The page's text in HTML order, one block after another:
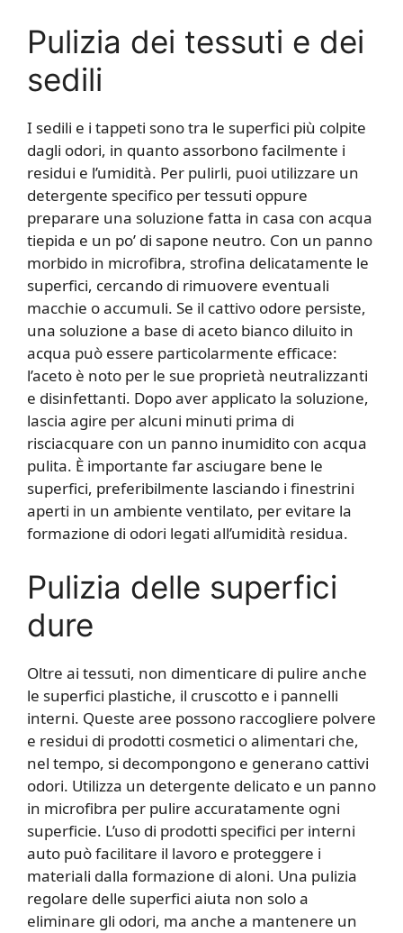
Pulizia dei tessuti e dei
sedili
I sedili e i tappeti sono tra le superfici più colpite
dagli odori, in quanto assorbono facilmente i
residui e l’umidità. Per pulirli, puoi utilizzare un
detergente specifico per tessuti oppure
preparare una soluzione fatta in casa con acqua
tiepida e un po’ di sapone neutro. Con un panno
morbido in microfibra, strofina delicatamente le
superfici, cercando di rimuovere eventuali
macchie o accumuli. Se il cattivo odore persiste,
una soluzione a base di aceto bianco diluito in
acqua può essere particolarmente efficace:
l’aceto è noto per le sue proprietà neutralizzanti
e disinfettanti. Dopo aver applicato la soluzione,
lascia agire per alcuni minuti prima di
risciacquare con un panno inumidito con acqua
pulita. È importante far asciugare bene le
superfici, preferibilmente lasciando i finestrini
aperti in un ambiente ventilato, per evitare la
formazione di odori legati all’umidità residua.
Pulizia delle superfici
dure
Oltre ai tessuti, non dimenticare di pulire anche
le superfici plastiche, il cruscotto e i pannelli
interni. Queste aree possono raccogliere polvere
e residui di prodotti cosmetici o alimentari che,
nel tempo, si decompongono e generano cattivi
odori. Utilizza un detergente delicato e un panno
in microfibra per pulire accuratamente ogni
superficie. L’uso di prodotti specifici per interni
auto può facilitare il lavoro e proteggere i
materiali dalla formazione di aloni. Una pulizia
regolare delle superfici aiuta non solo a
eliminare gli odori, ma anche a mantenere un